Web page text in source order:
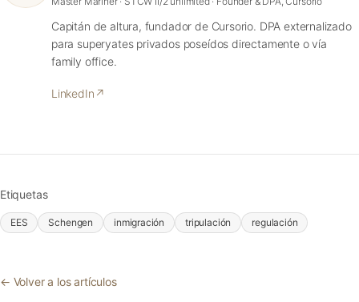
Capitán de altura, fundador de Cursorio. DPA externalizado
para superyates privados poseídos directamente o vía
family office.
LinkedIn ↗
Etiquetas
EES Schengen inmigración tripulación regulación
← Volver a los artículos